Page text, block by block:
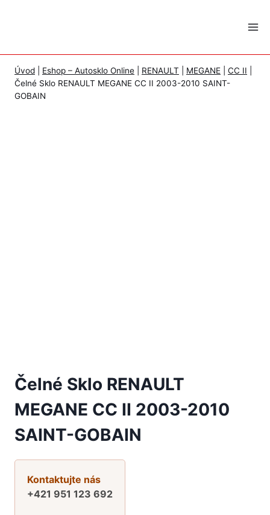
Úvod Eshop – Autosklo Online RENAULT MEGANE CC II
Čelné Sklo RENAULT MEGANE CC II 2003-2010 SAINT-
GOBAIN
Čelné Sklo RENAULT
MEGANE CC II 2003-2010
SAINT-GOBAIN
Kontaktujte nás
+421 951 123 692